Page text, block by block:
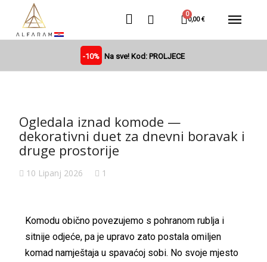
0,00 €
-10% Na sve! Kod: PROLJECE
Ogledala iznad komode —
dekorativni duet za dnevni boravak i
druge prostorije
10 Lipanj 2026 1
Komodu obično povezujemo s pohranom rublja i
sitnije odjeće, pa je upravo zato postala omiljen
komad namještaja u spavaćoj sobi. No svoje mjesto